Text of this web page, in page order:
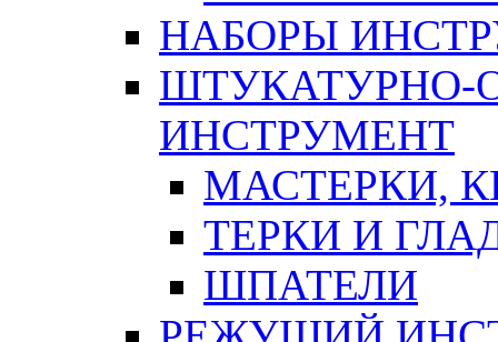
НАБОРЫ
ШТУКАТУРНО-
ИНСТРУМЕНТ
МАСТЕРКИ,
ТЕРКИ И
ШПАТЕЛИ